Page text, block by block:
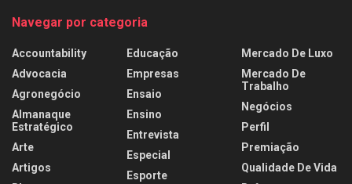
Navegar por categoria
Accountability
Advocacia
Agronegócio
Almanaque
Estratégico
Arte
Artigos
Educação
Empresas
Ensaio
Ensino
Entrevista
Especial
Esporte
Mercado De Luxo
Mercado De
Trabalho
Negócios
Perfil
Premiação
Qualidade De Vida